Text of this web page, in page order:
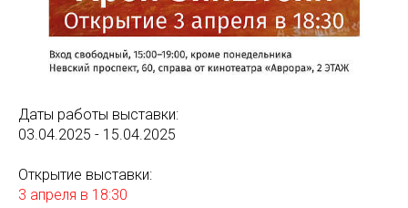
Даты работы выставки:
03.04.2025 - 15.04.2025
Открытие выставки:
3 апреля в 18:30